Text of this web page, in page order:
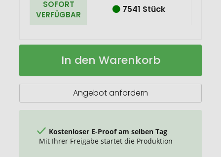
SOFORT
VERFÜGBAR
7541 Stück
Lippenbalsam
Auf
In den Warenkorb
Angebot anfordern
Kostenloser E-Proof am selben Tag
Mit Ihrer Freigabe startet die Produktion